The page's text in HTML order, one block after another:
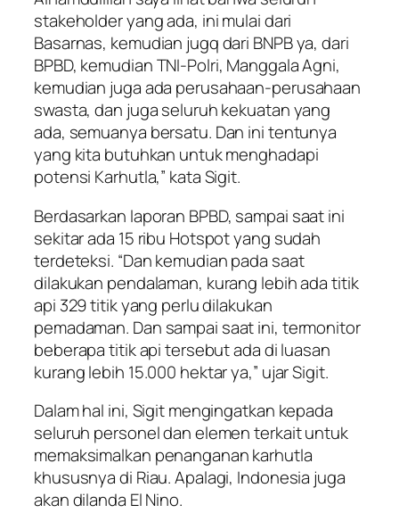
stakeholder yang ada, ini mulai dari
Basarnas, kemudian jugq dari BNPB ya, dari
BPBD, kemudian TNI-Polri, Manggala Agni,
kemudian juga ada perusahaan-perusahaan
swasta, dan juga seluruh kekuatan yang
ada, semuanya bersatu. Dan ini tentunya
yang kita butuhkan untuk menghadapi
potensi Karhutla,” kata Sigit.
Berdasarkan laporan BPBD, sampai saat ini
sekitar ada 15 ribu Hotspot yang sudah
terdeteksi. “Dan kemudian pada saat
dilakukan pendalaman, kurang lebih ada titik
api 329 titik yang perlu dilakukan
pemadaman. Dan sampai saat ini, termonitor
beberapa titik api tersebut ada di luasan
kurang lebih 15.000 hektar ya,” ujar Sigit.
Dalam hal ini, Sigit mengingatkan kepada
seluruh personel dan elemen terkait untuk
memaksimalkan penanganan karhutla
khususnya di Riau. Apalagi, Indonesia juga
akan dilanda El Nino.